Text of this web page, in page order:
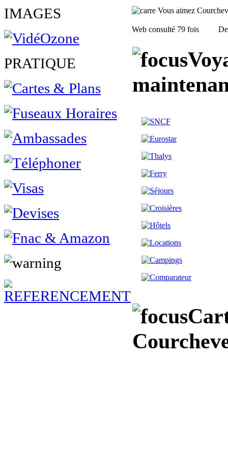
IMAGES
PRATIQUE
Vous aimez
Web consulté 79 fois